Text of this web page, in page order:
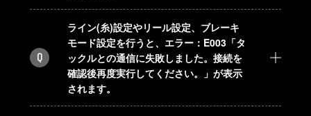
Q
ライン(糸)設定やリール設定、ブレーキ
モード設定を行うと、エラー：E003「タ
ックルとの通信に失敗しました。接続を
確認後再度実行してください。」が表示
されます。